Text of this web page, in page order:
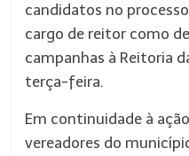
candidatos no
cargo de reitor como
campanhas à Reitoria
terça-feira.
Em continuidade à
vereadores do